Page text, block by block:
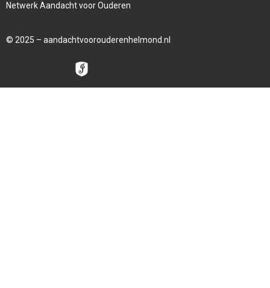
Netwerk Aandacht voor Ouderen
© 2025 – aandachtvoorouderenhelmond.nl